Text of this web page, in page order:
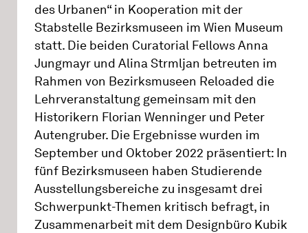
des Urbanen“ in Kooperation mit der
Stabstelle Bezirksmuseen im Wien Museum
statt. Die beiden Curatorial Fellows Anna
Jungmayr und Alina Strmljan betreuten im
Rahmen von Bezirksmuseen Reloaded die
Lehrveranstaltung gemeinsam mit den
Historikern Florian Wenninger und Peter
Autengruber. Die Ergebnisse wurden im
September und Oktober 2022 präsentiert: In
fünf Bezirksmuseen haben Studierende
Ausstellungsbereiche zu insgesamt drei
Schwerpunkt-Themen kritisch befragt, in
Zusammenarbeit mit dem Designbüro Kubik